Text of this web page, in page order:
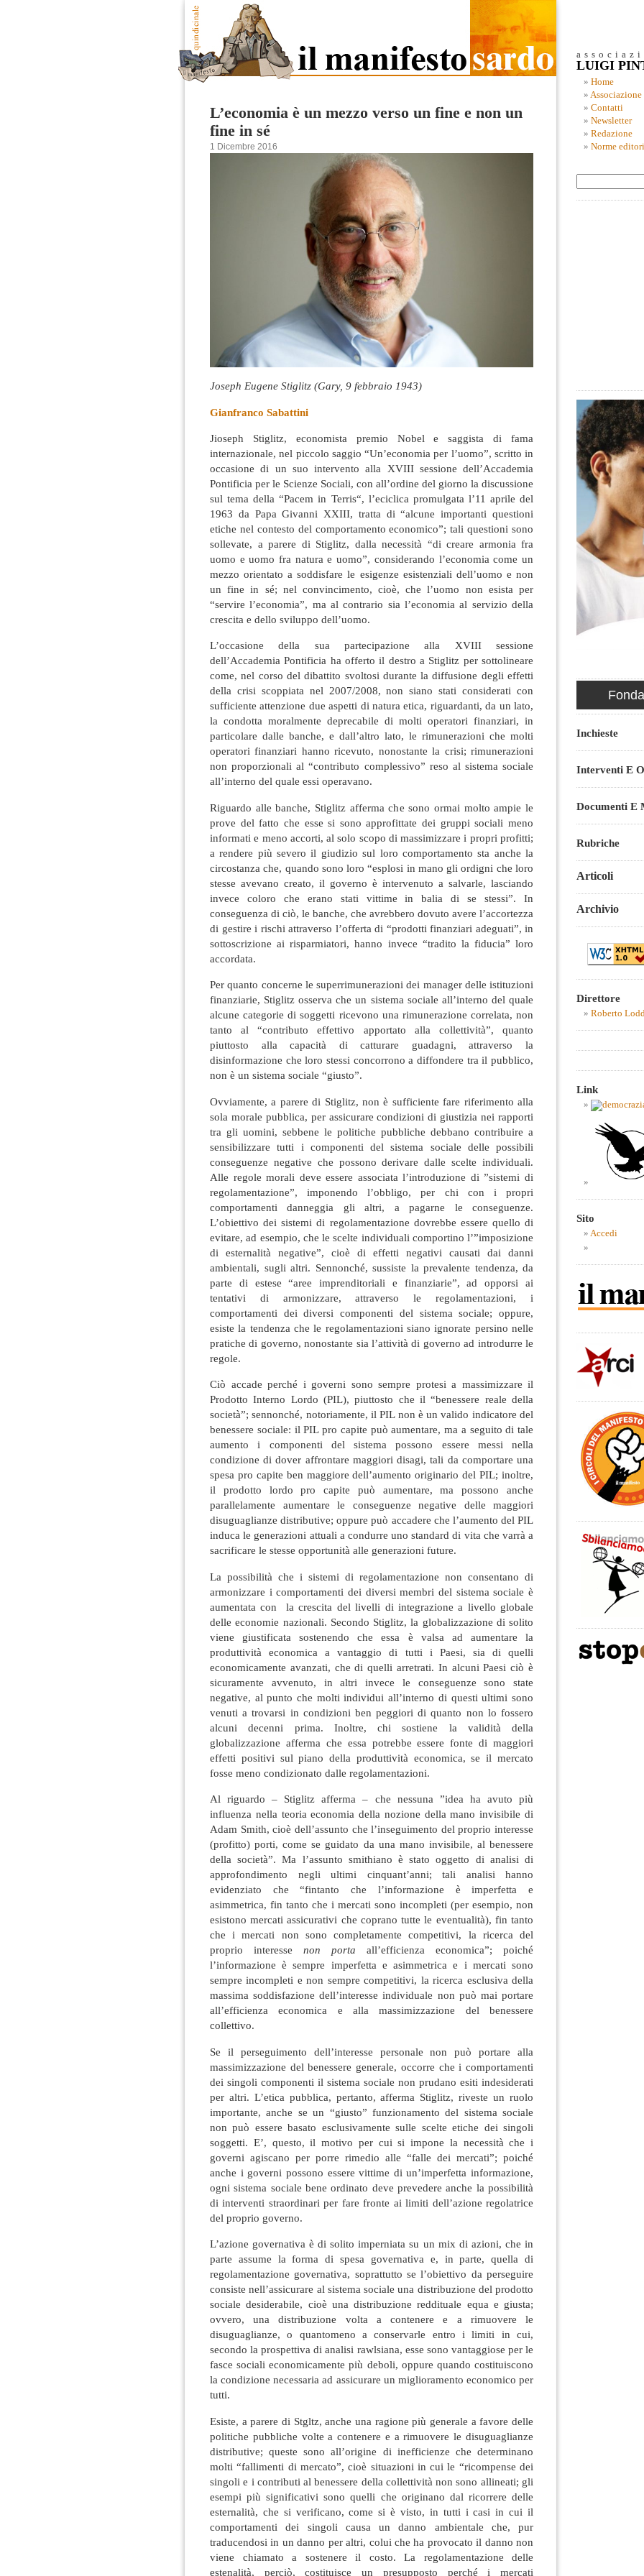
L’economia è un mezzo verso un fine e non un
fine in sé
1 Dicembre 2016
Joseph Eugene Stiglitz (Gary, 9 febbraio 1943)
Gianfranco Sabattini
Jioseph Stiglitz, economista premio Nobel e saggista di fama
internazionale, nel piccolo saggio “Un’economia per l’uomo”, scritto in
occasione di un suo intervento alla XVIII sessione dell’Accademia
Pontificia per le Scienze Sociali, con all’ordine del giorno la discussione
sul tema della “Pacem in Terris“, l’eciclica promulgata l’11 aprile del
1963 da Papa Givanni XXIII, tratta di “alcune importanti questioni
etiche nel contesto del comportamento economico”; tali questioni sono
sollevate, a parere di Stiglitz, dalla necessità “di creare armonia fra
uomo e uomo fra natura e uomo”, considerando l’economia come un
mezzo orientato a soddisfare le esigenze esistenziali dell’uomo e non
un fine in sé; nel convincimento, cioè, che l’uomo non esista per
“servire l’economia”, ma al contrario sia l’economia al servizio della
crescita e dello sviluppo dell’uomo.
L’occasione della sua partecipazione alla XVIII sessione
dell’Accademia Pontificia ha offerto il destro a Stiglitz per sottolineare
come, nel corso del dibattito svoltosi durante la diffusione degli effetti
della crisi scoppiata nel 2007/2008, non siano stati considerati con
sufficiente attenzione due aspetti di natura etica, riguardanti, da un lato,
la condotta moralmente deprecabile di molti operatori finanziari, in
particolare dalle banche, e dall’altro lato, le rimunerazioni che molti
operatori finanziari hanno ricevuto, nonostante la crisi; rimunerazioni
non proporzionali al “contributo complessivo” reso al sistema sociale
all’interno del quale essi operavano.
Riguardo alle banche, Stiglitz afferma che sono ormai molto ampie le
prove del fatto che esse si sono approfittate dei gruppi sociali meno
informati e meno accorti, al solo scopo di massimizzare i propri profitti;
a rendere più severo il giudizio sul loro comportamento sta anche la
circostanza che, quando sono loro “esplosi in mano gli ordigni che loro
stesse avevano creato, il governo è intervenuto a salvarle, lasciando
invece coloro che erano stati vittime in balia di se stessi”. In
conseguenza di ciò, le banche, che avrebbero dovuto avere l’accortezza
di gestire i rischi attraverso l’offerta di “prodotti finanziari adeguati”, in
sottoscrizione ai risparmiatori, hanno invece “tradito la fiducia” loro
accordata.
Per quanto concerne le superrimunerazioni dei manager delle istituzioni
finanziarie, Stiglitz osserva che un sistema sociale all’interno del quale
alcune categorie di soggetti ricevono una rimunerazione correlata, non
tanto al “contributo effettivo apportato alla collettività”, quanto
piuttosto alla capacità di catturare guadagni, attraverso la
disinformazione che loro stessi concorrono a diffondere tra il pubblico,
non è un sistema sociale “giusto”.
Ovviamente, a parere di Stiglitz, non è sufficiente fare riferimento alla
sola morale pubblica, per assicurare condizioni di giustizia nei rapporti
tra gli uomini, sebbene le politiche pubbliche debbano contribuire a
sensibilizzare tutti i componenti del sistema sociale delle possibili
conseguenze negative che possono derivare dalle scelte individuali.
Alle regole morali deve essere associata l’introduzione di ”sistemi di
regolamentazione”, imponendo l’obbligo, per chi con i propri
comportamenti danneggia gli altri, a pagarne le conseguenze.
L’obiettivo dei sistemi di regolamentazione dovrebbe essere quello di
evitare, ad esempio, che le scelte individuali comportino l’”imposizione
di esternalità negative”, cioè di effetti negativi causati dai danni
ambientali, sugli altri. Sennonché, sussiste la prevalente tendenza, da
parte di estese “aree imprenditoriali e finanziarie”, ad opporsi ai
tentativi di armonizzare, attraverso le regolamentazioni, i
comportamenti dei diversi componenti del sistema sociale; oppure,
esiste la tendenza che le regolamentazioni siano ignorate persino nelle
pratiche di governo, nonostante sia l’attività di governo ad introdurre le
regole.
Ciò accade perché i governi sono sempre protesi a massimizzare il
Prodotto Interno Lordo (PIL), piuttosto che il “benessere reale della
società”; sennonché, notoriamente, il PIL non è un valido indicatore del
benessere sociale: il PIL pro capite può aumentare, ma a seguito di tale
aumento i componenti del sistema possono essere messi nella
condizione di dover affrontare maggiori disagi, tali da comportare una
spesa pro capite ben maggiore dell’aumento originario del PIL; inoltre,
il prodotto lordo pro capite può aumentare, ma possono anche
parallelamente aumentare le conseguenze negative delle maggiori
disuguaglianze distributive; oppure può accadere che l’aumento del PIL
induca le generazioni attuali a condurre uno standard di vita che varrà a
sacrificare le stesse opportunità alle generazioni future.
La possibilità che i sistemi di regolamentazione non consentano di
armonizzare i comportamenti dei diversi membri del sistema sociale è
aumentata con la crescita del livelli di integrazione a livello globale
delle economie nazionali. Secondo Stiglitz, la globalizzazione di solito
viene giustificata sostenendo che essa è valsa ad aumentare la
produttività economica a vantaggio di tutti i Paesi, sia di quelli
economicamente avanzati, che di quelli arretrati. In alcuni Paesi ciò è
sicuramente avvenuto, in altri invece le conseguenze sono state
negative, al punto che molti individui all’interno di questi ultimi sono
venuti a trovarsi in condizioni ben peggiori di quanto non lo fossero
alcuni decenni prima. Inoltre, chi sostiene la validità della
globalizzazione afferma che essa potrebbe essere fonte di maggiori
effetti positivi sul piano della produttività economica, se il mercato
fosse meno condizionato dalle regolamentazioni.
Al riguardo – Stiglitz afferma – che nessuna ”idea ha avuto più
influenza nella teoria economia della nozione della mano invisibile di
Adam Smith, cioè dell’assunto che l’inseguimento del proprio interesse
(profitto) porti, come se guidato da una mano invisibile, al benessere
della società”. Ma l’assunto smithiano è stato oggetto di analisi di
approfondimento negli ultimi cinquant’anni; tali analisi hanno
evidenziato che “fintanto che l’informazione è imperfetta e
asimmetrica, fin tanto che i mercati sono incompleti (per esempio, non
esistono mercati assicurativi che coprano tutte le eventualità), fin tanto
che i mercati non sono completamente competitivi, la ricerca del
proprio interesse non porta all’efficienza economica”; poiché
l’informazione è sempre imperfetta e asimmetrica e i mercati sono
sempre incompleti e non sempre competitivi, la ricerca esclusiva della
massima soddisfazione dell’interesse individuale non può mai portare
all’efficienza economica e alla massimizzazione del benessere
collettivo.
Se il perseguimento dell’interesse personale non può portare alla
massimizzazione del benessere generale, occorre che i comportamenti
dei singoli componenti il sistema sociale non prudano esiti indesiderati
per altri. L’etica pubblica, pertanto, afferma Stiglitz, riveste un ruolo
importante, anche se un “giusto” funzionamento del sistema sociale
non può essere basato esclusivamente sulle scelte etiche dei singoli
soggetti. E’, questo, il motivo per cui si impone la necessità che i
governi agiscano per porre rimedio alle “falle dei mercati”; poiché
anche i governi possono essere vittime di un’imperfetta informazione,
ogni sistema sociale bene ordinato deve prevedere anche la possibilità
di interventi straordinari per fare fronte ai limiti dell’azione regolatrice
del proprio governo.
L’azione governativa è di solito imperniata su un mix di azioni, che in
parte assume la forma di spesa governativa e, in parte, quella di
regolamentazione governativa, soprattutto se l’obiettivo da perseguire
consiste nell’assicurare al sistema sociale una distribuzione del prodotto
sociale desiderabile, cioè una distribuzione reddituale equa e giusta;
ovvero, una distribuzione volta a contenere e a rimuovere le
disuguaglianze, o quantomeno a conservarle entro i limiti in cui,
secondo la prospettiva di analisi rawlsiana, esse sono vantaggiose per le
fasce sociali economicamente più deboli, oppure quando costituiscono
la condizione necessaria ad assicurare un miglioramento economico per
tutti.
Esiste, a parere di Stgltz, anche una ragione più generale a favore delle
politiche pubbliche volte a contenere e a rimuovere le disuguaglianze
distributive; queste sono all’origine di inefficienze che determinano
molti “fallimenti di mercato”, cioè situazioni in cui le “ricompense dei
singoli e i contributi al benessere della collettività non sono allineati; gli
esempi più significativi sono quelli che originano dal ricorrere delle
esternalità, che si verificano, come si è visto, in tutti i casi in cui il
comportamenti dei singoli causa un danno ambientale che, pur
traducendosi in un danno per altri, colui che ha provocato il danno non
viene chiamato a sostenere il costo. La regolamentazione delle
estenalità, perciò, costituisce un presupposto perché i mercati
LUIGI
Home
Associazione
Contatti
Newsletter
Redazione
Norme
Inchieste
Interventi E
Documenti E
Rubriche
Articoli
Archivio
Direttore
Roberto
Link
Sito
Accedi